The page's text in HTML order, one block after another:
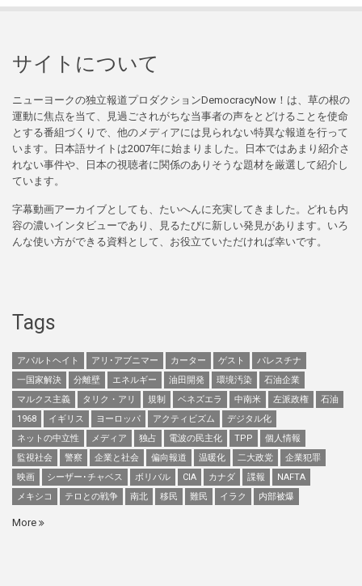
サイトについて
ニューヨークの独立報道プロダクションDemocracyNow！は、草の根の
運動に焦点を当て、見過ごされがちな当事者の声をとどけることを使命
とする番組づくりで、他のメディアには見られない特異な報道を行って
います。日本語サイトは2007年に始まりました。日本ではあまり紹介さ
れない事件や、日本の視聴者に関係のありそうな題材を厳選して紹介し
ています。
字幕動画アーカイブとしても、たいへんに充実してきました。どれも内
容の濃いインタビューであり、見るたびに新しい発見があります。いろ
んな使い方ができる資料として、お役立ていただければ幸いです。
Tags
アパルトヘイト アリ･アブニマー カーター ゲスト
パレスチナ
一国家解決
分離壁 エネルギー 油田開発 環境汚染
石油企業
マルクス主義
タリク・アリ 規制 ベネズエラ 中南米 左派政権
石油
1968
イギリス ヨーロッパ アクティビズム
デジタル化
ネットの中立性
メディア 独占 電波の民主化 TPP
個人情報
監視社会
警察 企業と社会 偏向報道 温暖化 二大政党
企業犯罪
映画
シーザー･チャベス ボリバル CIA カナダ 諜報
NAFTA
メキシコ
テロとの戦争 南北 移民 難民 イラク 内部被爆
More